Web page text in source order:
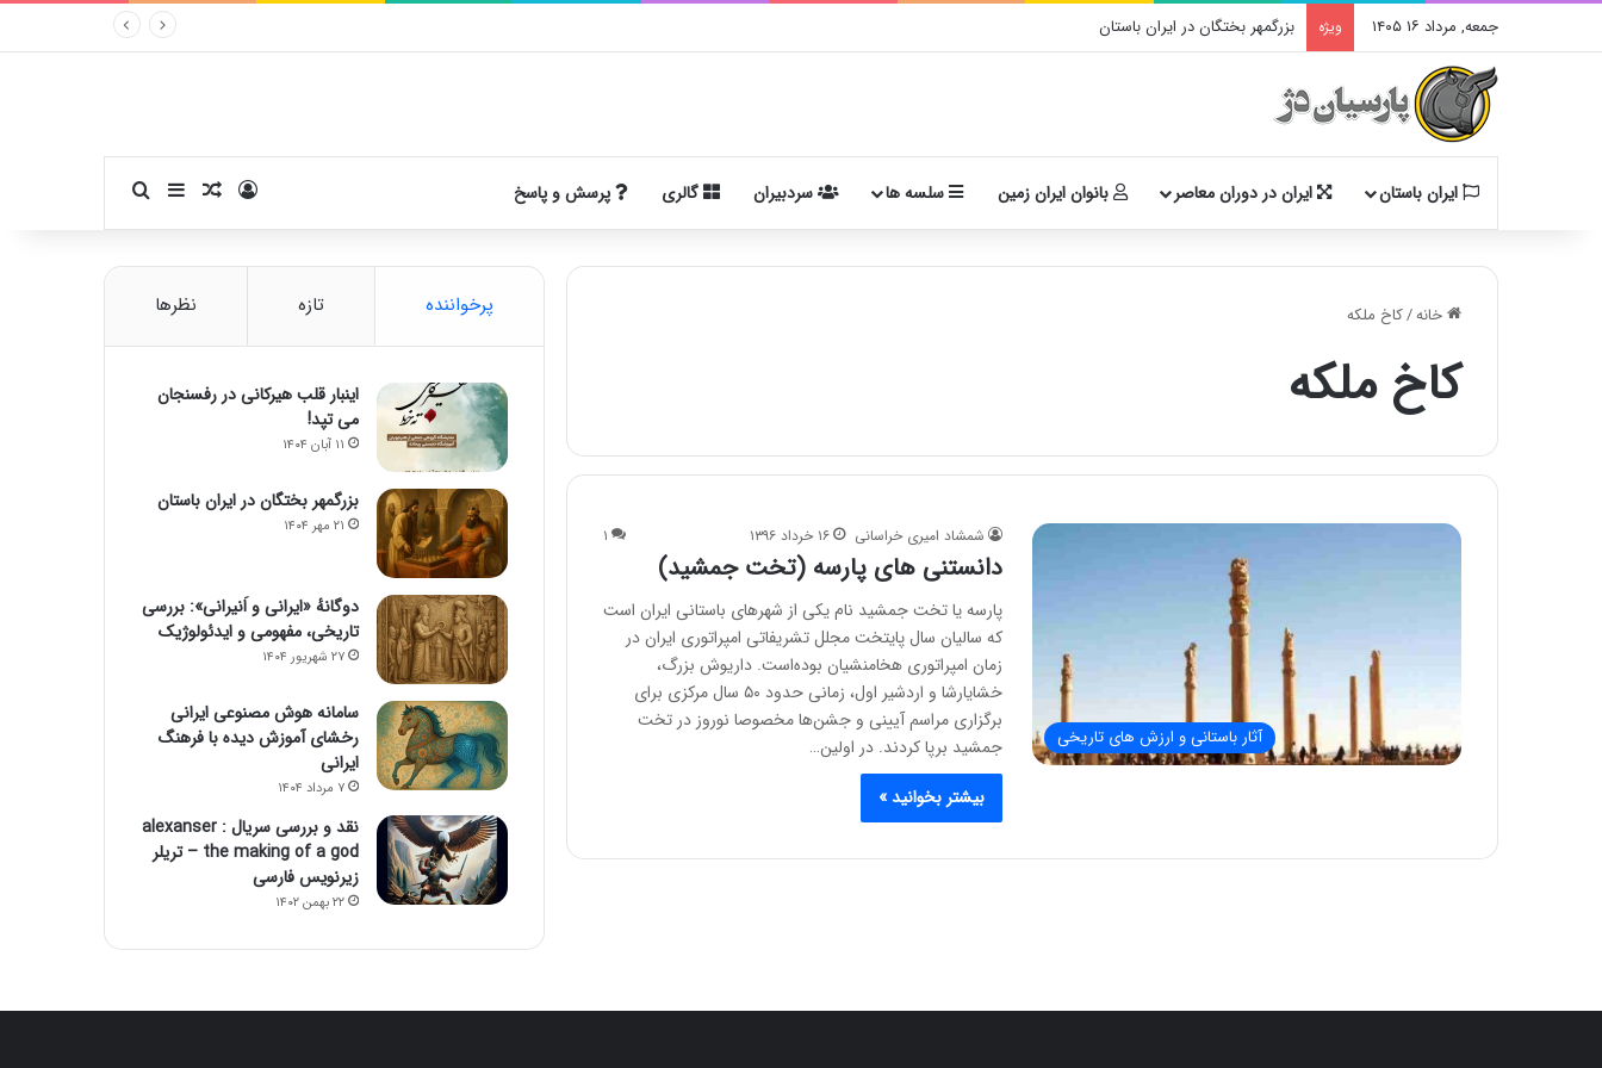
جمعه, مرداد ۱۶ ۱۴۰۵ ویژه بزرگمهر بختگان در ایران باستان
ایران باستان ایران در دوران معاصر بانوان ایران زمین سلسه ها سردبیران گالری پرسش و پاسخ ورودنوشته تصادفی
سایدبارجستجو برای
خانه/کاخ ملکه
کاخ ملکه
آثار باستانی و ارزش های تاریخی
شمشاد امیری خراسانی ۱۶ خرداد ۱۳۹۶ ۱
دانستنی های پارسه (تخت جمشید)
پارسه یا تخت جمشید نام یکی از شهرهای باستانی ایران است
که سالیان سال پایتخت مجلل تشریفاتی امپراتوری ایران در
زمان امپراتوری هخامنشیان بوده‌است. داریوش بزرگ،
خشایارشا و اردشیر اول، زمانی حدود ۵۰ سال مرکزی برای
برگزاری مراسم آیینی و جشن‌ها مخصوصا نوروز در تخت
جمشید برپا کردند. در اولین…
بیشتر بخوانید »
پرخواننده تازه نظرها
اینبار قلب هیرکانی در رفسنجان
می تپد!
۱۱ آبان ۱۴۰۴
بزرگمهر بختگان در ایران باستان
۲۱ مهر ۱۴۰۴
دوگانهٔ «ایرانی و اَنیرانی»: بررسی
تاریخی، مفهومی و ایدئولوژیک
۲۷ شهریور ۱۴۰۴
سامانه هوش مصنوعی ایرانی
رخشای آموزش دیده با فرهنگ
ایرانی
۷ مرداد ۱۴۰۴
نقد و بررسی سریال alexanser :
the making of a god – تریلر
زیرنویس فارسی
۲۲ بهمن ۱۴۰۲